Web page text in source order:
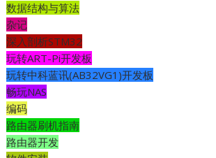
数据结构与算法
杂记
深入剖析STM32
玩转ART-Pi开发板
玩转中科蓝讯(AB32VG1)开发板
畅玩NAS
编码
路由器刷机指南
路由器开发